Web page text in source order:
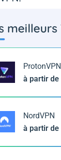
meilleurs
ProtonVPN
à partir de
NordVPN
à partir de